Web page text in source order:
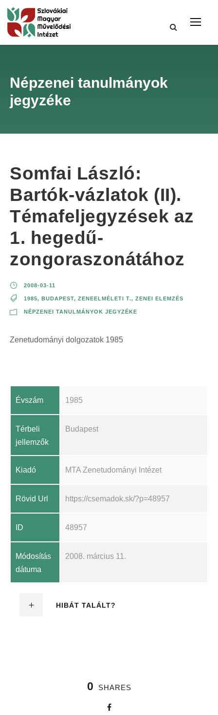
Népzenei tanulmányok
jegyzéke
Somfai László:
Bartók-vázlatok (II).
Témafeljegyzések az
1. hegedű-
zongoraszonátához
2008-03-11
1985, BUDAPEST, ZENEELMÉLETI T., ZENEI ELEMZÉS
NÉPZENEI TANULMÁNYOK JEGYZÉKE
Zenetudományi dolgozatok 1985
Évszám 1985
Térbeli
jellemzők
Budapest
Kiadó MTA Zenetudományi Intézet
Rövid Url https://csemadok.sk/?p=48957
ID 48957
Módosítás
dátuma
2008. március 11.
HIBÁT TALÁLT?
0 SHARES